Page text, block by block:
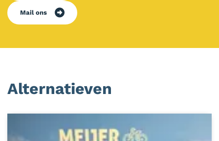
Mail ons
Alternatieven